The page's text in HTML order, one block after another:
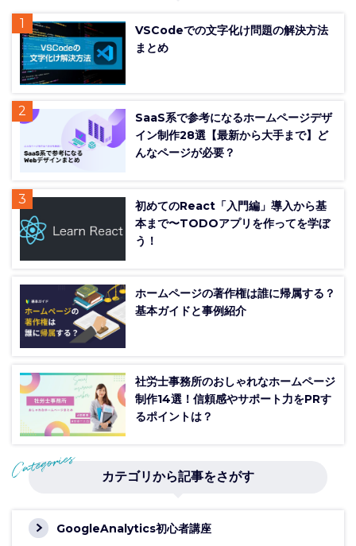
VSCodeでの文字化け問題の解決方法
まとめ
SaaS系で参考になるホームページデザ
イン制作28選【最新から大手まで】ど
んなページが必要？
初めてのReact「入門編」導入から基
本まで〜TODOアプリを作ってを学ぼ
う！
ホームページの著作権は誰に帰属する？
基本ガイドと事例紹介
社労士事務所のおしゃれなホームページ
制作14選！信頼感やサポート力をPRす
るポイントは？
カテゴリから記事をさがす
GoogleAnalytics初心者講座